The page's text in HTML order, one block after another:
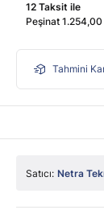
12 Taksit ile
Peşinat
Tahmini
Satıcı: Netra